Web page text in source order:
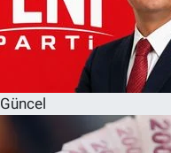
Güncel